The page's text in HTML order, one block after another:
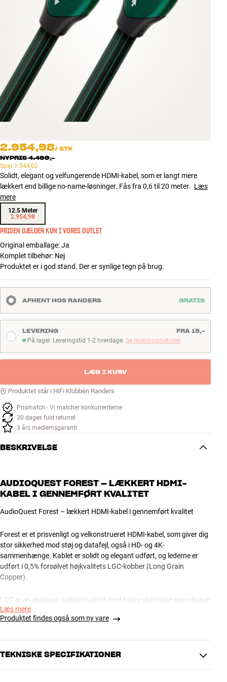
Tilbehør
INSPIRATION
MÆRKER
NYHEDER
Kundeservice
Log ind
Kundeservice
Byg med Lyd
2.954,98/ STK
NYPRIS4.499,-
Spar 1.544,02
Solidt, elegant og velfungerende HDMI-kabel, som er langt mere
lækkert end billige no-name-løsninger. Fås fra 0,6 til 20 meter. Læs
mere
12.5 Meter
2.954,98
PRISEN GÆLDER KUN I VORES OUTLET
Original emballage:Ja
Komplet tilbehør: Nej
Produktet er i god stand. Der er synlige tegn på brug.
AFHENT HOS RANDERS GRATIS
På lager. Leveringstid 1-2 hverdage
På lager. Leveringstid 1-2 hverdage. Se leveringsmetoder
LEVERING FRA 15,-
LÆG I KURV
Produktet står i HiFi Klubben Randers
Prismatch - Vi matcher konkurrenterne
30 dages fuld returret
3 års medlemsgaranti
BESKRIVELSE
AUDIOQUEST FOREST – LÆKKERT HDMI-
KABEL I GENNEMFØRT KVALITET
AudioQuest Forest – lækkert HDMI-kabel i gennemført kvalitet
Forest er et prisvenligt og velkonstrueret HDMI-kabel, som giver dig
stor sikkerhed mod støj og datafejl, også i HD- og 4K-
sammenhænge. Kablet er solidt og elegant udført, og lederne er
udført i 0,5% forsølvet højkvalitets LGC-kobber (Long Grain
Copper).
LGC er en eksklusiv kobberkvalitet med bedre elektriske egenskaber
end det gængse iltfrie kobber (OFHC), som bruges i mange
konkurrerende produkter. De forgyldte stik er også udført i rent
AudioQuest Forest HDMI-kabel fås i længder fra 0,6 til 20 meter.
Læs mere
Produktet findes også som ny vare
TEKNISKE SPECIFIKATIONER